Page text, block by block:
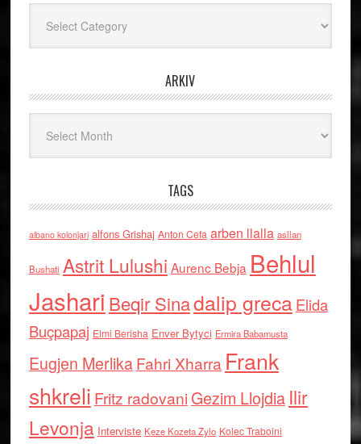
ARKIV
TAGS
albano kolonjari alfons Grishaj Anton Cefa arben llalla asllan
Bushati Astrit Lulushi Aurenc Bebja Behlul
Jashari Beqir Sinadalip grecaElida
Buçpapaj Elmi Berisha Enver Bytyci Ermira Babamusta
Eugjen MerlikaFahri Xharra Frank
shkreli Fritz radovaniGezim Llojdia Ilir
Levonja Interviste Keze Kozeta Zylo Kolec Traboini